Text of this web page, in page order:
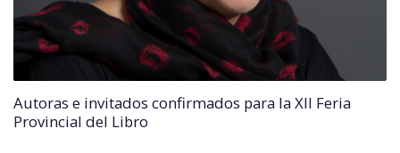
Autoras e invitados confirmados para la XII Feria
Provincial del Libro